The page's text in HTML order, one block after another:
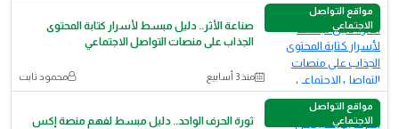
مواقع التواصل
الاجتماعي
صناعة الأثر.. دليل مبسط لأسرار كتابة المحتوى
الجذاب على منصات التواصل الاجتماعي
منذ 3 أسابيع محمود ثابت
مواقع التواصل
الاجتماعي
ثورة الحرف الواحد.. دليل مبسط لفهم منصة إكس